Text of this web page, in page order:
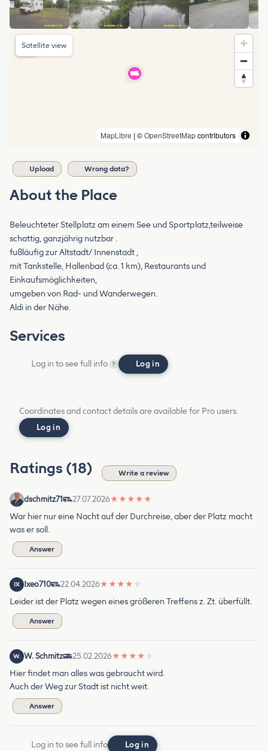
MapLibre | ©OpenStreetMapcontributors
Satellite view
Upload Wrong data?
About the Place
Beleuchteter Stellplatz am einem See und Sportplatz,teilweise
schattig, ganzjährig nutzbar .
fußläufig zur Altstadt/ Innenstadt ,
mit Tankstelle, Hallenbad (ca. 1 km), Restaurants und
Einkaufsmöglichkeiten,
umgeben von Rad- und Wanderwegen.
Aldi in der Nähe.
Services
Log in to see full info ? Log in
Coordinates and contact details are available for Pro users.
Log in
Ratings (18) Write a review
dschmitz71 27.07.2026★ ★ ★ ★ ★
War hier nur eine Nacht auf der Durchreise, aber der Platz macht
was er soll.
Answer
IX Ixeo710 22.04.2026★ ★ ★ ★ ★
Leider ist der Platz wegen eines größeren Treffens z. Zt. überfüllt.
Answer
W. W. Schmitz 25.02.2026★ ★ ★ ★ ★
Hier findet man alles was gebraucht wird.
Auch der Weg zur Stadt ist nicht weit.
Answer
Log in to see full info Log in